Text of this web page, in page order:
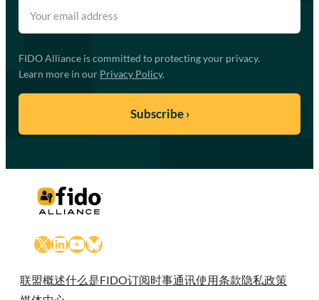
FIDO Alliance is committed to protecting your privacy.
Learn more in our Privacy Policy.
X LinkedIn
YouTube
Bluesky
联盟概述什么是FIDO订阅时事通讯使用条款隐私政策